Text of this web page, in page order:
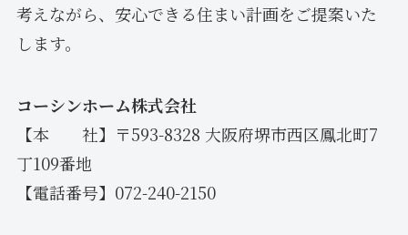
考えながら、安心できる住まい計画をご提案いた
します。
コーシンホーム株式会社
【本 社】〒593-8328 大阪府堺市西区鳳北町7
丁109番地
【電話番号】072-240-2150